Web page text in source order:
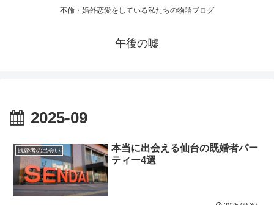
不倫・婚外恋愛をしている私たちの物語ブログ
午後の嘘
2025-09
既婚者の出会い
本当に出会える仙台の既婚者パー
ティー4選